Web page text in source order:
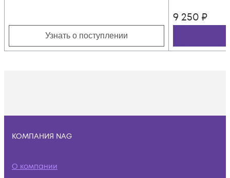
Узнать о поступлении
9 250 ₽
КОМПАНИЯ NAG
О компании